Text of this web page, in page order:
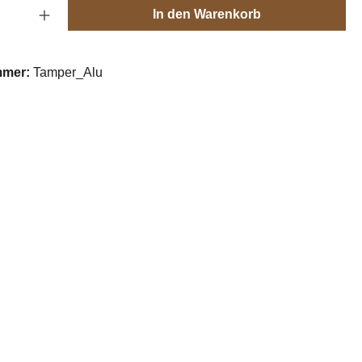
Anzahl: Gib den gewünschten Wert ein
In den Warenkorb
Tamper_Alu